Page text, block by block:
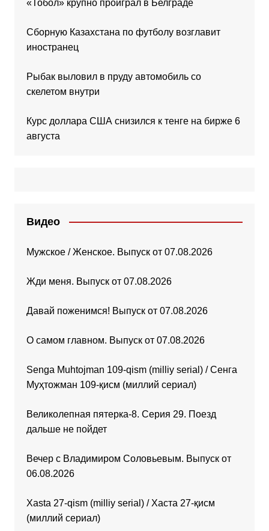
«Тобол» крупно проиграл в Белграде
Сборную Казахстана по футболу возглавит
иностранец
Рыбак выловил в пруду автомобиль со
скелетом внутри
Курс доллара США снизился к тенге на бирже 6
августа
Видео
Мужское / Женское. Выпуск от 07.08.2026
Жди меня. Выпуск от 07.08.2026
Давай поженимся! Выпуск от 07.08.2026
О самом главном. Выпуск от 07.08.2026
Senga Muhtojman 109-qism (milliy serial) / Сенга
Муҳтожман 109-қисм (миллий сериал)
Великолепная пятерка-8. Серия 29. Поезд
дальше не пойдет
Вечер с Владимиром Соловьевым. Выпуск от
06.08.2026
Xasta 27-qism (milliy serial) / Хаста 27-қисм
(миллий сериал)